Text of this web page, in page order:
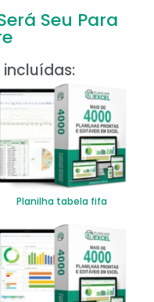
Seu Para
Planilha tabela fifa